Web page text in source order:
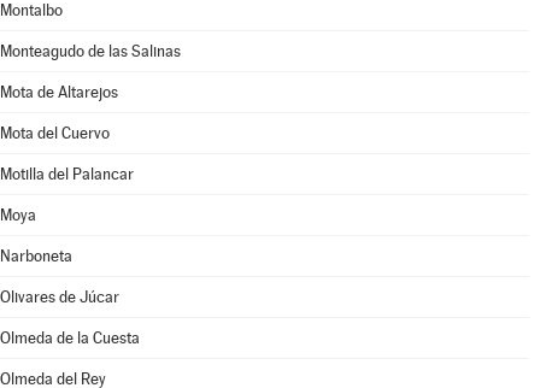
Montalbo
Monteagudo de las Salinas
Mota de Altarejos
Mota del Cuervo
Motilla del Palancar
Moya
Narboneta
Olivares de Júcar
Olmeda de la Cuesta
Olmeda del Rey